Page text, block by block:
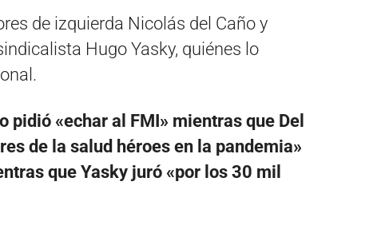
de izquierda Nicolás del Caño y
Hugo Yasky, quiénes lo
pidió «echar al FMI» mientras que Del
de la salud héroes en la pandemia»
que Yasky juró «por los 30 mil